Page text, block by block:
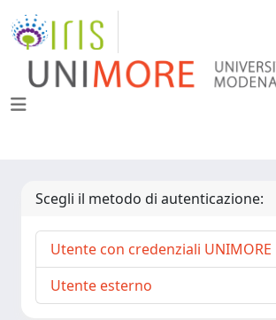
Scegli il metodo di autenticazione:
Utente con credenziali UNIMORE
Utente esterno